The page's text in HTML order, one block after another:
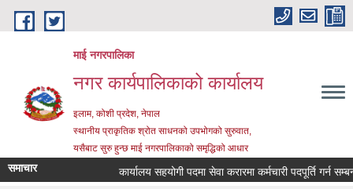
Skip to main content
माई नगरपालिका
नगर कार्यपालिकाको कार्यालय
इलाम, कोशी प्रदेश, नेपाल
स्थानीय प्राकृतिक श्रोत साधनको उपभोगको सुरुवात,
यसैबाट सुरु हुन्छ माई नगरपालिकाको समृद्धिको आधार
समाचार कार्यालय सहयोगी पदमा सेवा करारमा कर्मचारी पदपूर्ति गर्न